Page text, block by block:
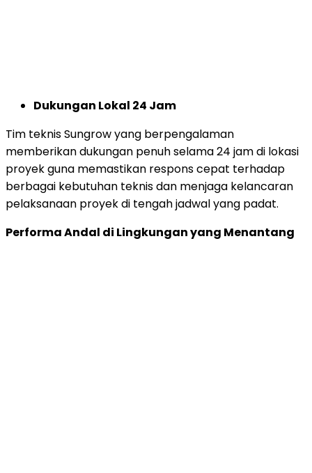
Dukungan Lokal 24 Jam
Tim teknis Sungrow yang berpengalaman
memberikan dukungan penuh selama 24 jam di lokasi
proyek guna memastikan respons cepat terhadap
berbagai kebutuhan teknis dan menjaga kelancaran
pelaksanaan proyek di tengah jadwal yang padat.
Performa Andal di Lingkungan yang Menantang